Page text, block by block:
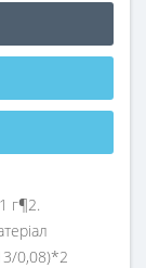
г¶2.
0,08)*2